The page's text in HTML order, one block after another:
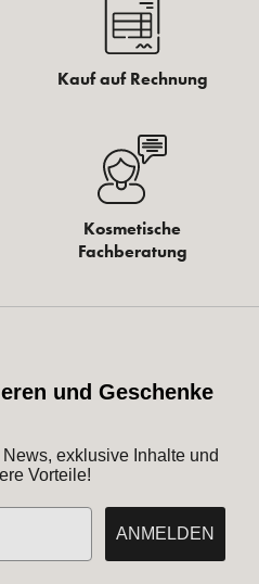
Kauf auf Rechnung
Kosmetische
Fachberatung
und Geschenke
exklusive Inhalte und
Vorteile!
ANMELDEN